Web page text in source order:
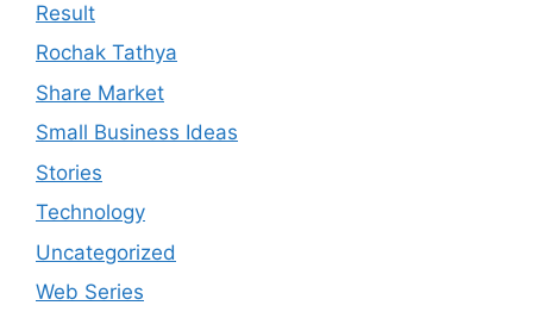
Result
Rochak Tathya
Share Market
Small Business Ideas
Stories
Technology
Uncategorized
Web Series